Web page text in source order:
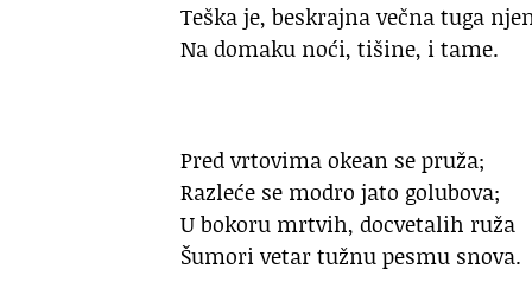
Teška je, beskrajna večna tuga
Na domaku noći, tišine, i tame.
Pred vrtovima okean se pruža;
Razleće se modro jato golubova;
U bokoru mrtvih, docvetalih ruža
Šumori vetar tužnu pesmu snova.